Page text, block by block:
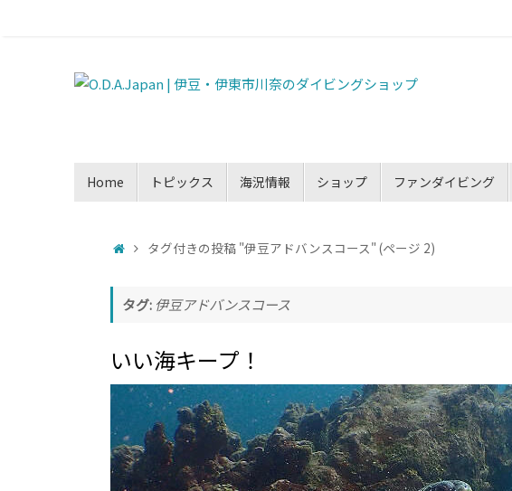
Home トピックス 海況情報 ショップ ファンダイビング
タグ付きの投稿 "伊豆アドバンスコース" (ページ 2)
タグ: 伊豆アドバンスコース
いい海キープ！